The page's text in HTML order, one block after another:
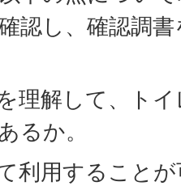
認し、確認調
理解して、ト
るか。
利用することが